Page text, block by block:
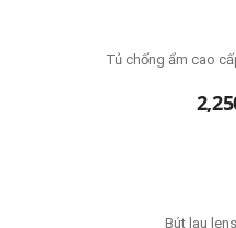
Tủ chống ẩm cao
Bút lau